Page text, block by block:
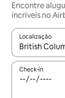
Encontre
incríveis no
Localização
Quando os
Check-in